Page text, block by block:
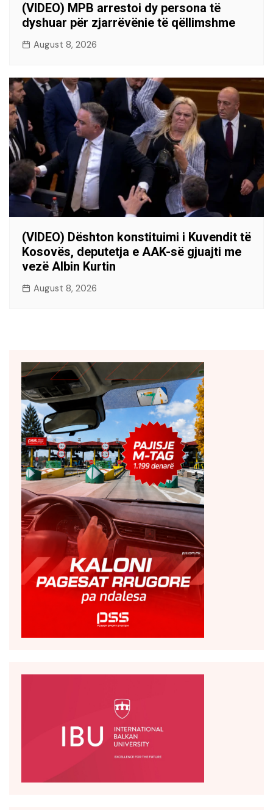
(VIDEO) MPB arrestoi dy persona të
dyshuar për zjarrëvënie të qëllimshme
August 8, 2026
(VIDEO) Dështon konstituimi i Kuvendit të
Kosovës, deputetja e AAK-së gjuajti me
vezë Albin Kurtin
August 8, 2026